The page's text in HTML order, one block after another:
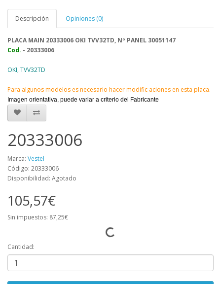
Descripción Opiniones (0)
PLACA MAIN 20333006 OKI TVV32TD, Nº PANEL 30051147
Cod. - 20333006
OKI, TVV32TD
Para algunos modelos es necesario hacer modific aciones en esta placa.
Imagen orientativa, puede variar a criterio del Fabricante
20333006
Marca: Vestel
Código: 20333006
Disponibilidad: Agotado
105,57€
Sin impuestos: 87,25€
Cantidad: